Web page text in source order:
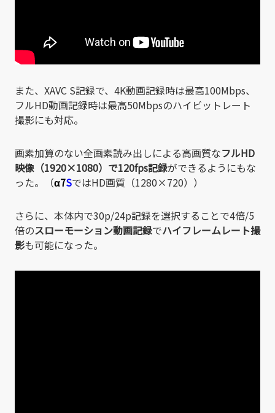
また、XAVC S記録で、4K動画記録時は最高100Mbps、
フルHD動画記録時は最高50Mbpsのハイビットレート
撮影にも対応。
画素加算のない全画素読み出しによる高画質なフルHD
映像（1920×1080）で120fps記録ができるようにもな
った。（α7SではHD画質（1280×720））
さらに、本体内で30p/24p記録を選択することで4倍/5
倍のスローモーション動画記録でハイフレームレート撮
影も可能になった。